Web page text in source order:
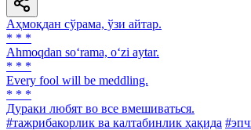
Аҳмоқдан сўрама, ўзи айтар.
* * *
Ahmoqdan so‘rama, o‘zi aytar.
* * *
Every fool will be meddling.
* * *
Дураки любят во все вмешиваться.
#тажрибакорлик ва калтабинлик ҳақида